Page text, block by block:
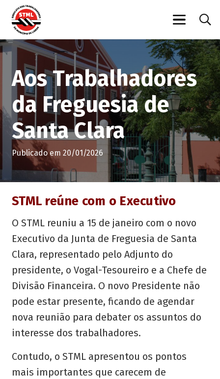
Aos Trabalhadores
da Freguesia de
Santa Clara
Publicado em 20/01/2026
STML reúne com o Executivo
O STML reuniu a 15 de janeiro com o novo
Executivo da Junta de Freguesia de Santa
Clara, representado pelo Adjunto do
presidente, o Vogal-Tesoureiro e a Chefe de
Divisão Financeira. O novo Presidente não
pode estar presente, ficando de agendar
nova reunião para debater os assuntos do
interesse dos trabalhadores.
Contudo, o STML apresentou os pontos
mais importantes que carecem de